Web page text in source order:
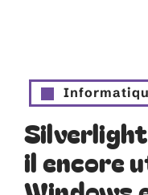
il encore